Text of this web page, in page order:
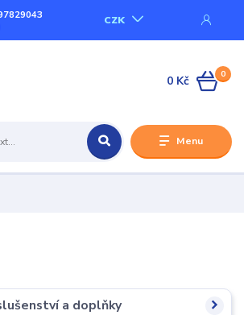
Menu
CZK
0
0 Kč
a doplňky